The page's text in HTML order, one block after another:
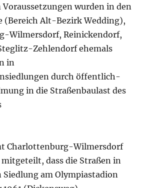
wurden in den
(Bereich Alt-Bezirk Wedding),
Wilmersdorf, Reinickendorf,
Zehlendorf ehemals
in
durch öffentlich-
in die Straßenbaulast des
Charlottenburg-Wilmersdorf
dass die Straßen in
Siedlung am Olympiastadion